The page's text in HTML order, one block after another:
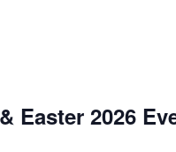
Easter 2026